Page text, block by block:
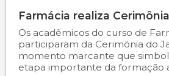
Farmácia realiza
Os acadêmicos do curso de
participaram da Cerimônia do
momento marcante que
etapa importante da formação